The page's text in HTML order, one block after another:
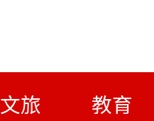
文旅 教育